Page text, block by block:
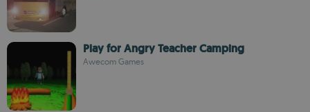
Play for Angry Teacher Camping
Awecom Games